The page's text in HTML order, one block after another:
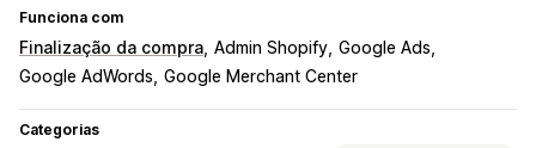
Funciona com
Finalização da compra Admin Shopify Google Ads
Google AdWords Google Merchant Center
Categorias